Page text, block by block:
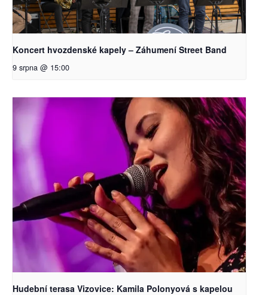
Koncert hvozdenské kapely – Záhumení Street Band
9 srpna @ 15:00
Hudební terasa Vizovice: Kamila Polonyová s kapelou